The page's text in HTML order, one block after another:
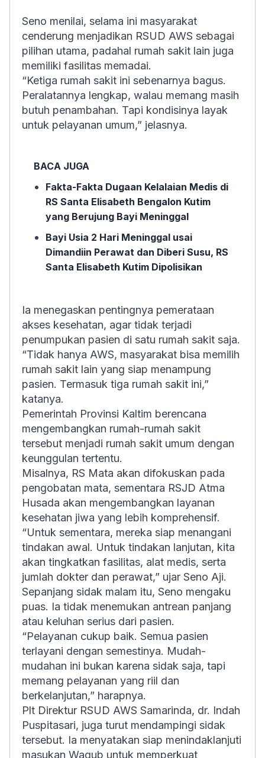
Seno menilai, selama ini masyarakat
cenderung menjadikan RSUD AWS sebagai
pilihan utama, padahal rumah sakit lain juga
memiliki fasilitas memadai.
“Ketiga rumah sakit ini sebenarnya bagus.
Peralatannya lengkap, walau memang masih
butuh penambahan. Tapi kondisinya layak
untuk pelayanan umum,” jelasnya.
BACA JUGA
Fakta-Fakta Dugaan Kelalaian Medis di
RS Santa Elisabeth Bengalon Kutim
yang Berujung Bayi Meninggal
Bayi Usia 2 Hari Meninggal usai
Dimandiin Perawat dan Diberi Susu, RS
Santa Elisabeth Kutim Dipolisikan
Ia menegaskan pentingnya pemerataan
akses kesehatan, agar tidak terjadi
penumpukan pasien di satu rumah sakit saja.
“Tidak hanya AWS, masyarakat bisa memilih
rumah sakit lain yang siap menampung
pasien. Termasuk tiga rumah sakit ini,”
katanya.
Pemerintah Provinsi Kaltim berencana
mengembangkan rumah-rumah sakit
tersebut menjadi rumah sakit umum dengan
keunggulan tertentu.
Misalnya, RS Mata akan difokuskan pada
pengobatan mata, sementara RSJD Atma
Husada akan mengembangkan layanan
kesehatan jiwa yang lebih komprehensif.
“Untuk sementara, mereka siap menangani
tindakan awal. Untuk tindakan lanjutan, kita
akan tingkatkan fasilitas, alat medis, serta
jumlah dokter dan perawat,” ujar Seno Aji.
Sepanjang sidak malam itu, Seno mengaku
puas. Ia tidak menemukan antrean panjang
atau keluhan serius dari pasien.
“Pelayanan cukup baik. Semua pasien
terlayani dengan semestinya. Mudah-
mudahan ini bukan karena sidak saja, tapi
memang pelayanan yang riil dan
berkelanjutan,” harapnya.
Plt Direktur RSUD AWS Samarinda, dr. Indah
Puspitasari, juga turut mendampingi sidak
tersebut. Ia menyatakan siap menindaklanjuti
masukan Wagub untuk memperkuat